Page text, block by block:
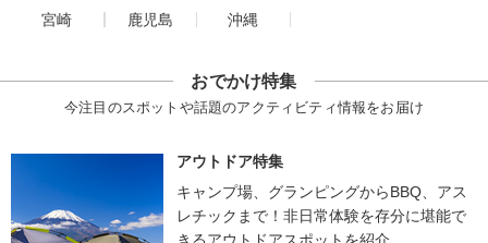
宮崎
鹿児島 沖縄
おでかけ特集
今注目のスポットや話題のアクティビティ情報をお届け
アウトドア特集
キャンプ場、グランピングからBBQ、アス
レチックまで！非日常体験を存分に堪能で